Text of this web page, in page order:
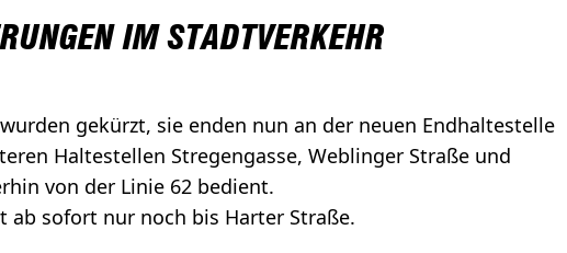
IM STADTVERKEHR
gekürzt, sie enden nun an der neuen Endhaltestelle
Haltestellen Stregengasse, Weblinger Straße und
von der Linie 62 bedient.
ab sofort nur noch bis Harter Straße.